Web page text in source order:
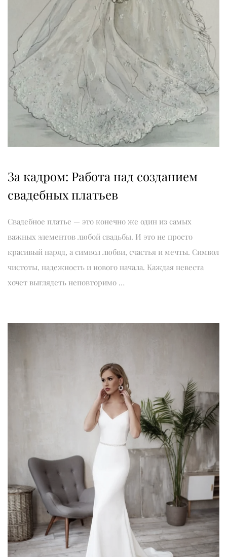
За кадром: Работа над созданием
свадебных платьев
Свадебное платье — это конечно же один из самых
важных элементов любой свадьбы. И это не просто
красивый наряд, а символ любви, счастья и мечты. Символ
чистоты, надежность и нового начала. Каждая невеста
хочет выглядеть неповторимо …